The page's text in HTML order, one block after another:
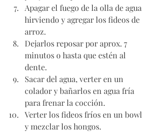
Apagar el fuego de la olla de agua
hirviendo y agregar los fideos de
arroz.
Dejarlos reposar por aprox. 7
minutos o hasta que estén al
dente.
Sacar del agua, verter en un
colador y bañarlos en agua fría
para frenar la cocción.
Verter los fideos fríos en un bowl
y mezclar los hongos.